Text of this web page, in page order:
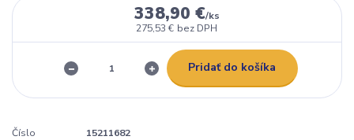
338,90 €/ks
275,53 € bez DPH
Pridať do košíka
Číslo
15211682